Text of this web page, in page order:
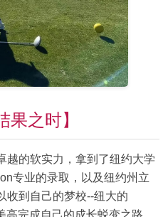
果之时】
越的软实力，拿到了纽约大学
专业的录取，以及纽约州立
收到自己的梦校--纽大的
完成自己的成长蜕变之路，